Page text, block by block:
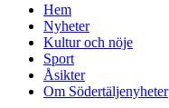
Hem
Nyheter
Kultur och nöje
Sport
Åsikter
Om Södertäljenyheter